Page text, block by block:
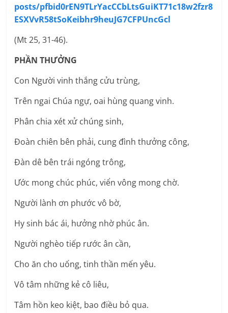
posts/pfbid0rEN9TLrYacCCbLtsGuiKT71c18w2fzr8
ESXVvR58tSoKeibhr9heuJG7CFPUncGcl
(Mt 25, 31-46).
PHẦN THƯỞNG
Con Người vinh thắng cửu trùng,
Trên ngai Chúa ngự, oai hùng quang vinh.
Phân chia xét xử chúng sinh,
Đoàn chiên bên phải, cung đình thưởng công,
Đàn dê bên trái ngóng trông,
Ước mong chúc phúc, viển vông mong chờ.
Người lành ơn phước vô bờ,
Hy sinh bác ái, hưởng nhờ phúc ân.
Người nghèo tiếp rước ân cần,
Cho ăn cho uống, tinh thần mến yêu.
Vô tâm những kẻ cô liêu,
Tâm hồn keo kiệt, bao điều bỏ qua.